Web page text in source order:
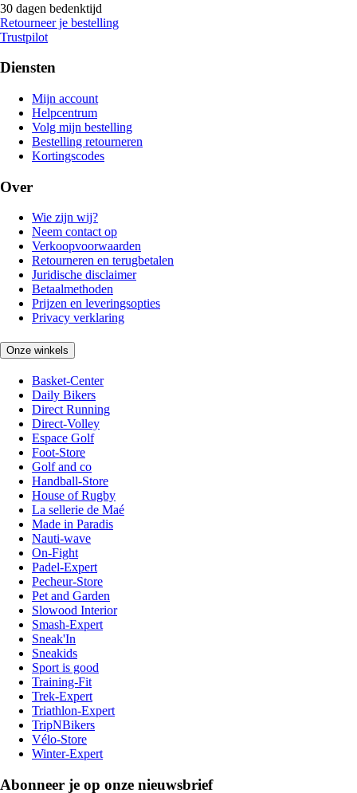
30 dagen bedenktijd
Retourneer je bestelling
Trustpilot
Diensten
Mijn account
Helpcentrum
Volg mijn bestelling
Bestelling retourneren
Kortingscodes
Over
Wie zijn wij?
Neem contact op
Verkoopvoorwaarden
Retourneren en terugbetalen
Juridische disclaimer
Betaalmethoden
Prijzen en leveringsopties
Privacy verklaring
Onze winkels
Basket-Center
Daily Bikers
Direct Running
Direct-Volley
Espace Golf
Foot-Store
Golf and co
Handball-Store
House of Rugby
La sellerie de Maé
Made in Paradis
Nauti-wave
On-Fight
Padel-Expert
Pecheur-Store
Pet and Garden
Slowood Interior
Smash-Expert
Sneak'In
Sneakids
Sport is good
Training-Fit
Trek-Expert
Triathlon-Expert
TripNBikers
Vélo-Store
Winter-Expert
Abonneer je op onze nieuwsbrief